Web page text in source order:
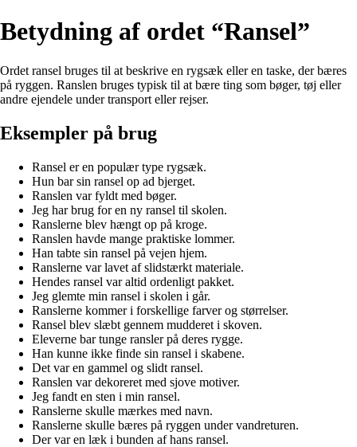
Betydning af ordet “Ransel”
Ordet ransel bruges til at beskrive en rygsæk eller en taske, der bæres
på ryggen. Ranslen bruges typisk til at bære ting som bøger, tøj eller
andre ejendele under transport eller rejser.
Eksempler på brug
Ransel er en populær type rygsæk.
Hun bar sin ransel op ad bjerget.
Ranslen var fyldt med bøger.
Jeg har brug for en ny ransel til skolen.
Ranslerne blev hængt op på kroge.
Ranslen havde mange praktiske lommer.
Han tabte sin ransel på vejen hjem.
Ranslerne var lavet af slidstærkt materiale.
Hendes ransel var altid ordenligt pakket.
Jeg glemte min ransel i skolen i går.
Ranslerne kommer i forskellige farver og størrelser.
Ransel blev slæbt gennem mudderet i skoven.
Eleverne bar tunge ransler på deres rygge.
Han kunne ikke finde sin ransel i skabene.
Det var en gammel og slidt ransel.
Ranslen var dekoreret med sjove motiver.
Jeg fandt en sten i min ransel.
Ranslerne skulle mærkes med navn.
Ranslerne skulle bæres på ryggen under vandreturen.
Der var en læk i bunden af hans ransel.